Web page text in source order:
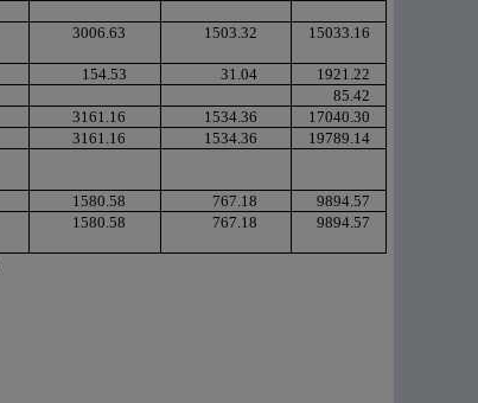
3006.63 1503.32 15033.16
154.53 31.04
1921.22
85.42
3161.16 1534.36
17040.30
3161.16 1534.36
19789.14
1580.58 767.18
9894.57
1580.58 767.18 9894.57